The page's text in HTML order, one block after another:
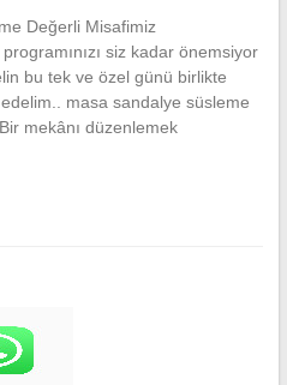
Değerli Misafimiz
siz kadar önemsiyor
bu tek ve özel günü birlikte
masa sandalye süsleme
mekânı düzenlemek